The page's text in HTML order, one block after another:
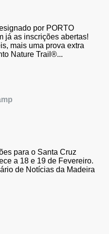
por PORTO
já as inscrições abertas!
mais uma prova extra
Nature Trail®...
para o Santa Cruz
a 18 e 19 de Fevereiro.
de Notícias da Madeira